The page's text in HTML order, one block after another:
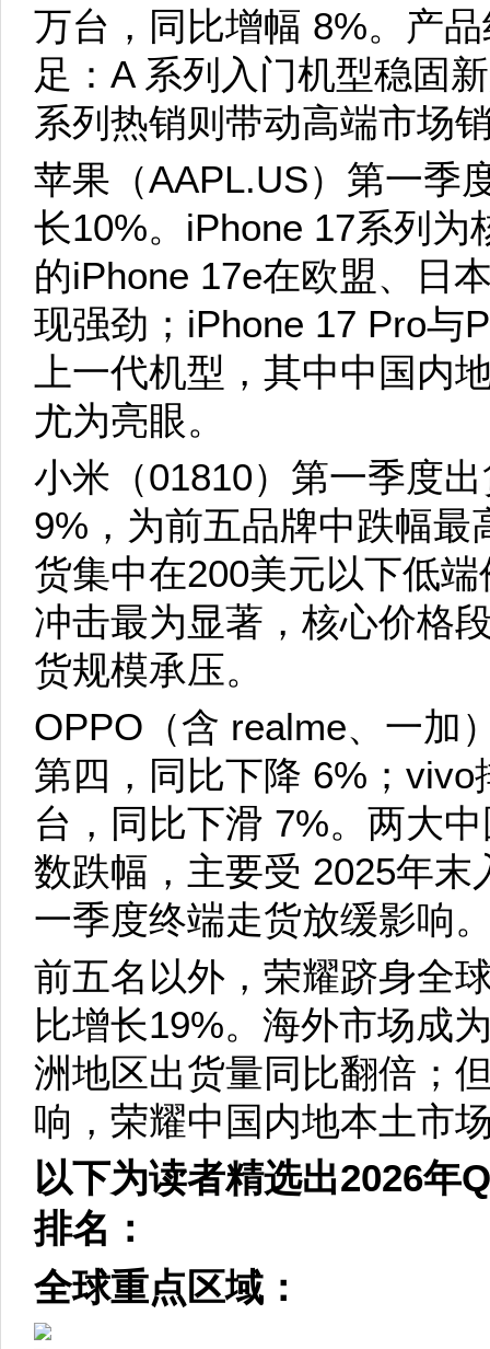
万台，同比增幅 8%。产
足：A 系列入门机型稳固
系列热销则带动高端市场
苹果（AAPL.US）第一季
长10%。iPhone 17系列
的iPhone 17e在欧盟、日
现强劲；iPhone 17 Pro与
上一代机型，其中中国内
尤为亮眼。
小米（01810）第一季度
9%，为前五品牌中跌幅
货集中在200美元以下低
冲击最为显著，核心价格
货规模承压。
OPPO（含 realme、一加
第四，同比下降 6%；
台，同比下滑 7%。两大
数跌幅，主要受 2025年
一季度终端走货放缓影响
前五名以外，荣耀跻身全
比增长19%。海外市场成
洲地区出货量同比翻倍；
响，荣耀中国内地本土市
以下为读者精选出2026年
排名：
全球重点区域：